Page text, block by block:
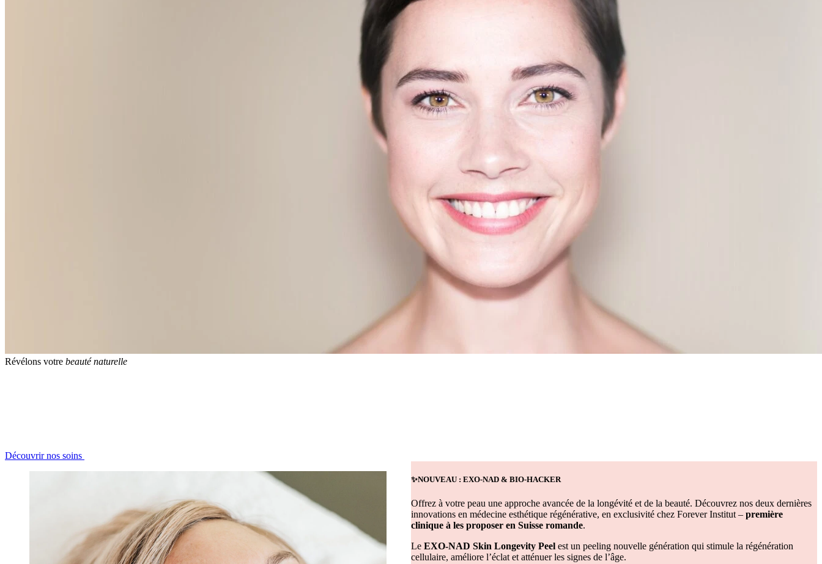
Révélons votre beauté naturelle
Découvrir nos soins
✨NOUVEAU : EXO-NAD & BIO-HACKER
Offrez à votre peau une approche avancée de la longévité et de la beauté. Découvrez nos deux dernières
innovations en médecine esthétique régénérative, en exclusivité chez Forever Institut – première
clinique à les proposer en Suisse romande.
Le EXO-NAD Skin Longevity Peel est un peeling nouvelle génération qui stimule la régénération
cellulaire, améliore l’éclat et atténuer les signes de l’âge.